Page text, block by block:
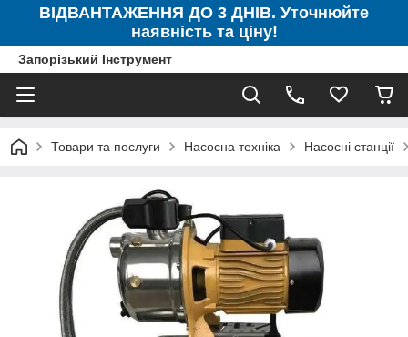
ВІДВАНТАЖЕННЯ ДО 3 ДНІВ. Уточнюйте
наявність та ціну!
Запорізький Інструмент
Товари та послуги Насосна техніка Насосні станції